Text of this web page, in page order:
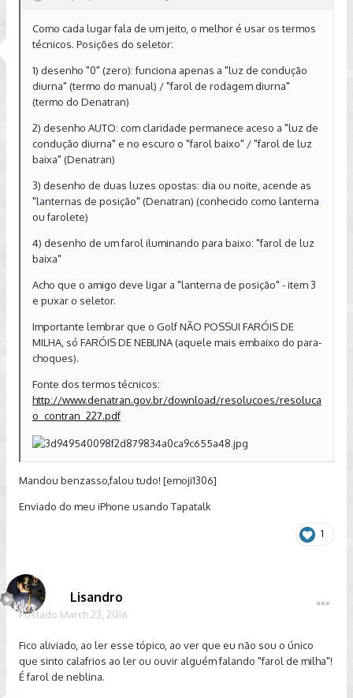
Como cada lugar fala de um jeito, o melhor é usar os termos
técnicos. Posições do seletor:
1) desenho "0" (zero): funciona apenas a "luz de condução
diurna" (termo do manual) / "farol de rodagem diurna"
(termo do Denatran)
2) desenho AUTO: com claridade permanece aceso a "luz de
condução diurna" e no escuro o "farol baixo" / "farol de luz
baixa" (Denatran)
3) desenho de duas luzes opostas: dia ou noite, acende as
"lanternas de posição" (Denatran) (conhecido como lanterna
ou farolete)
4) desenho de um farol iluminando para baixo: "farol de luz
baixa"
Acho que o amigo deve ligar a "lanterna de posição" - item 3
e puxar o seletor.
Importante lembrar que o Golf NÃO POSSUI FARÓIS DE
MILHA, só FARÓIS DE NEBLINA (aquele mais embaixo do para-
choques).
Fonte dos termos técnicos:
http://www.denatran.gov.br/download/resolucoes/resoluca
o_contran_227.pdf
Mandou benzasso,falou tudo! [emoji1306]
Enviado do meu iPhone usando Tapatalk
1
Lisandro
Postado March 23, 2016
Fico aliviado, ao ler esse tópico, ao ver que eu não sou o único
que sinto calafrios ao ler ou ouvir alguém falando "farol de milha"!
É farol de neblina.